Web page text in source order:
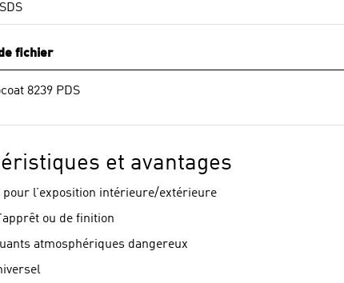
SDS
fichier
8239 PDS
et avantages
pour l’exposition intérieure/extérieure
ou de finition
atmosphériques dangereux